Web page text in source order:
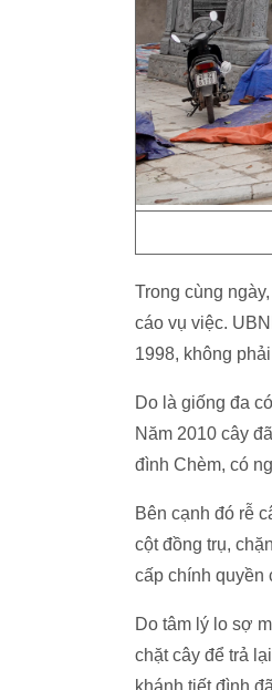
Trong cùng
cáo vụ việc.
1998, không
Do là giống đa
Năm 2010 cây
đình Chèm, có
Bên cạnh đó rễ
cột đồng trụ,
cấp chính quyền
Do tâm lý lo sợ
chặt cây để trả
khánh tiết đình